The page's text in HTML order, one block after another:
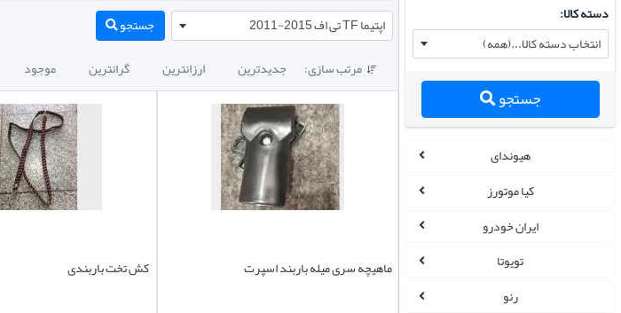
دسته کالا:
انتخاب دسته کالا...(همه)
جستجو
هیوندای
کیا موتورز
ایران خودرو
تویوتا
رنو
اپتیما TF تی اف 2015-2011 جستجو
 مرتب سازی: جدیدترین ارزانترین گرانترین موجود
ماهیچه سری میله باربند اسپرت کش تخت باربندی